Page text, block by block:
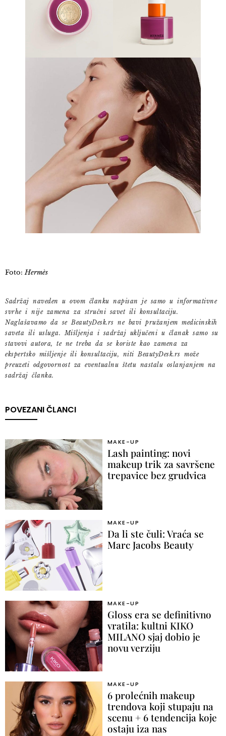
Foto:Hermès
Sadržaj naveden u ovom članku napisan je samo u informativne
svrhe i nije zamena za stručni savet ili konsultaciju.
Naglašavamo da se BeautyDesk.rs ne bavi pružanjem medicinskih
saveta ili usluga. Mišljenja i sadržaj uključeni u članak samo su
stavovi autora, te ne treba da se koriste kao zamena za
ekspertsko mišljenje ili konsultaciju, niti BeautyDesk.rs može
preuzeti odgovornost za eventualnu štetu nastalu oslanjanjem na
sadržaj članka.
POVEZANI ČLANCI
MAKE-UP
Lash painting: novi
makeup trik za savršene
trepavice bez grudvica
MAKE-UP
Da li ste čuli: Vraća se
Marc Jacobs Beauty
MAKE-UP
Gloss era se definitivno
vratila: kultni KIKO
MILANO sjaj dobio je
novu verziju
MAKE-UP
6 prolećnih makeup
trendova koji stupaju na
scenu + 6 tendencija koje
ostaju iza nas